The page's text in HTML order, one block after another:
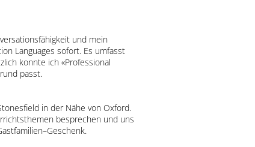
und mein
Languages sofort. Es umfasst
konnte ich «Professional
passt.
in der Nähe von Oxford.
besprechen und uns